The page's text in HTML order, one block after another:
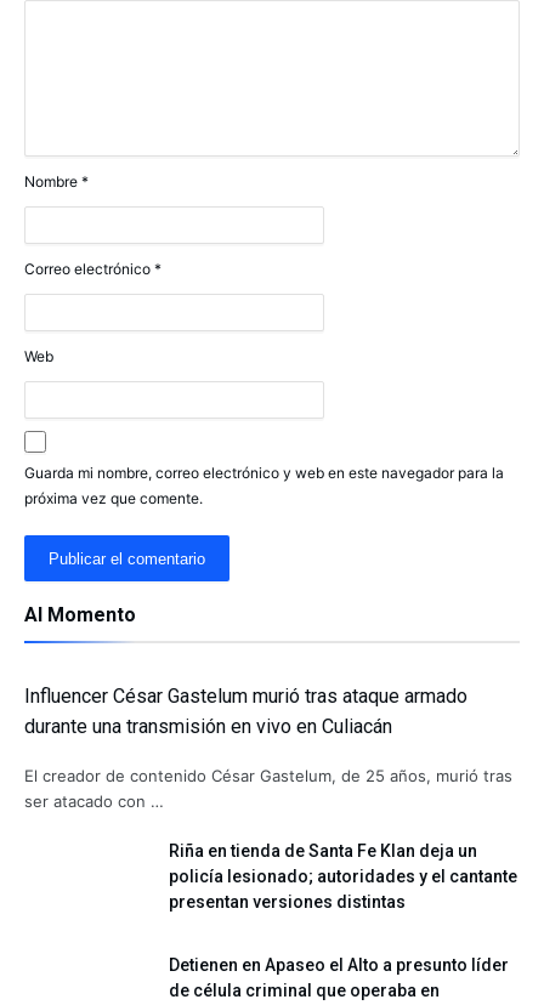
Nombre *
Correo electrónico *
Web
Guarda mi nombre, correo electrónico y web en este navegador para la
próxima vez que comente.
Al Momento
Influencer César Gastelum murió tras ataque armado
durante una transmisión en vivo en Culiacán
El creador de contenido César Gastelum, de 25 años, murió tras
ser atacado con …
Riña en tienda de Santa Fe Klan deja un
policía lesionado; autoridades y el cantante
presentan versiones distintas
Detienen en Apaseo el Alto a presunto líder
de célula criminal que operaba en